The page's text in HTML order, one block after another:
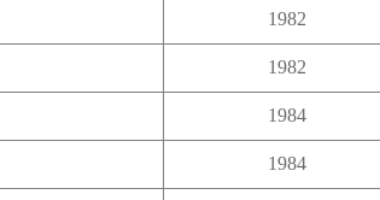
1982
1982
1984
1984